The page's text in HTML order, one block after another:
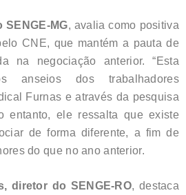
SENGE-MG, avalia como positiva
CNE, que mantém a pauta de
na negociação anterior. “Esta
anseios dos trabalhadores
Furnas e através da pesquisa
entanto, ele ressalta que existe
de forma diferente, a fim de
do que no ano anterior.
diretor do SENGE-RO, destaca